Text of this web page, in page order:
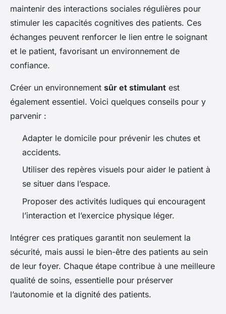
maintenir des interactions sociales régulières pour
stimuler les capacités cognitives des patients. Ces
échanges peuvent renforcer le lien entre le soignant
et le patient, favorisant un environnement de
confiance.
Créer un environnement sûr et stimulant est
également essentiel. Voici quelques conseils pour y
parvenir :
Adapter le domicile pour prévenir les chutes et
accidents.
Utiliser des repères visuels pour aider le patient à
se situer dans l’espace.
Proposer des activités ludiques qui encouragent
l’interaction et l’exercice physique léger.
Intégrer ces pratiques garantit non seulement la
sécurité, mais aussi le bien-être des patients au sein
de leur foyer. Chaque étape contribue à une meilleure
qualité de soins, essentielle pour préserver
l’autonomie et la dignité des patients.